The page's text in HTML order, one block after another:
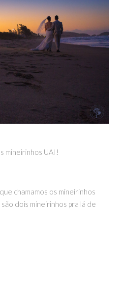
mineirinhos UAI!
chamamos os mineirinhos
dois mineirinhos pra lá de